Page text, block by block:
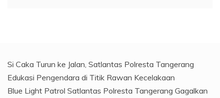
Si Caka Turun ke Jalan, Satlantas Polresta Tangerang
Edukasi Pengendara di Titik Rawan Kecelakaan
Blue Light Patrol Satlantas Polresta Tangerang Gagalkan